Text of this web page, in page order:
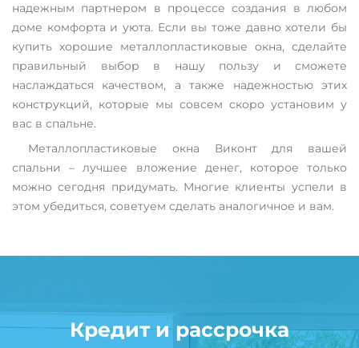
надежным партнером в процессе создания в любом
доме комфорта и уюта. Если вы тоже давно хотели бы
купить хорошие металлопластиковые окна, сделайте
правильный выбор в нашу пользу и сможете
наслаждаться качеством, а также надежностью этих
конструкций, которые мы совсем скоро установим у
вас в спальне.
Металлопластиковые окна Виконт для вашей
спальни – лучшее вложение денег, которое только
можно сегодня придумать. Многие клиенты успели в
этом убедиться, советуем сделать аналогичное и вам.
Кредит и рассрочка